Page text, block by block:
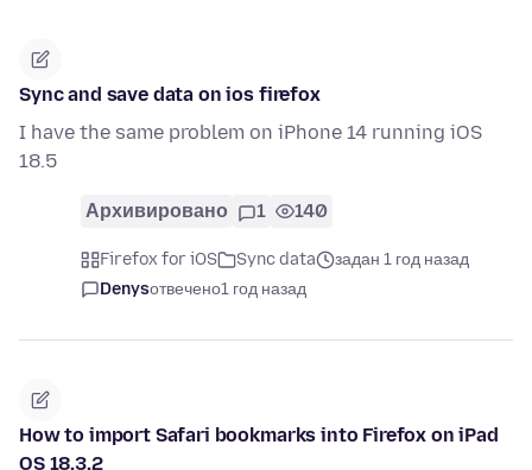
Sync and save data on ios firefox
I have the same problem on iPhone 14 running iOS
18.5
Архивировано 1 140
Firefox for iOS Sync data
задан 1 год назад
Denysотвечено1 год назад
How to import Safari bookmarks into Firefox on iPad
OS 18.3.2